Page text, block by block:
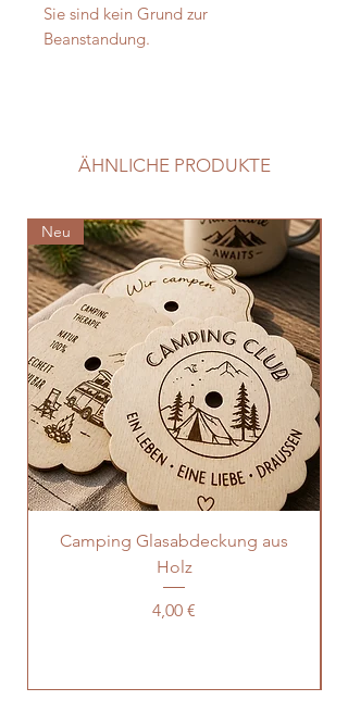
Sie sind kein Grund zur
Beanstandung.
ÄHNLICHE PRODUKTE
Neu
Camping Glasabdeckung aus
Holz
Preis
4,00 €